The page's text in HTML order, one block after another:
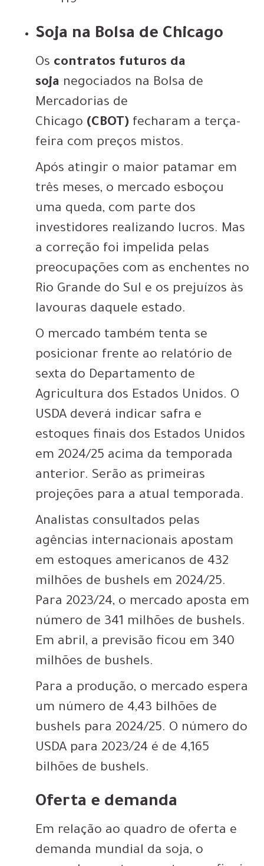
Soja na Bolsa de Chicago
Os contratos futuros da
soja negociados na Bolsa de
Mercadorias de
Chicago (CBOT) fecharam a terça-
feira com preços mistos.
Após atingir o maior patamar em
três meses, o mercado esboçou
uma queda, com parte dos
investidores realizando lucros. Mas
a correção foi impelida pelas
preocupações com as enchentes no
Rio Grande do Sul e os prejuízos às
lavouras daquele estado.
O mercado também tenta se
posicionar frente ao relatório de
sexta do Departamento de
Agricultura dos Estados Unidos. O
USDA deverá indicar safra e
estoques finais dos Estados Unidos
em 2024/25 acima da temporada
anterior. Serão as primeiras
projeções para a atual temporada.
Analistas consultados pelas
agências internacionais apostam
em estoques americanos de 432
milhões de bushels em 2024/25.
Para 2023/24, o mercado aposta em
número de 341 milhões de bushels.
Em abril, a previsão ficou em 340
milhões de bushels.
Para a produção, o mercado espera
um número de 4,43 bilhões de
bushels para 2024/25. O número do
USDA para 2023/24 é de 4,165
bilhões de bushels.
Oferta e demanda
Em relação ao quadro de oferta e
demanda mundial da soja, o